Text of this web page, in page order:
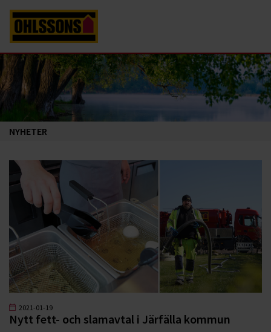
NYHETER
2021-01-19
Nytt fett- och slamavtal i Järfälla kommun